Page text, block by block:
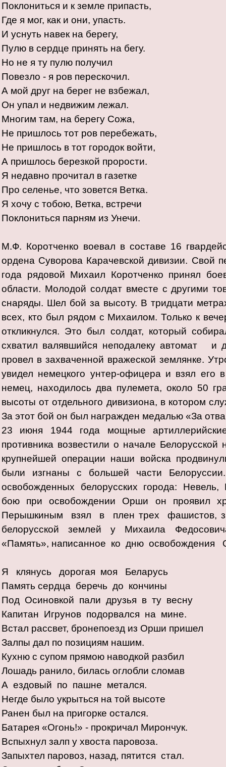
Поклониться и к земле припасть,
Где я мог, как и они, упасть.
И уснуть навек на берегу,
Пулю в сердце принять на бегу.
Но не я ту пулю получил
Повезло - я ров перескочил.
А мой друг на берег не взбежал,
Он упал и недвижим лежал.
Многим там, на берегу Сожа,
Не пришлось тот ров перебежать,
Не пришлось в тот городок войти,
А пришлось березкой прорости.
Я недавно прочитал в газетке
Про селенье, что зовется Ветка.
Я хочу с тобою, Ветка, встречи
Поклониться парням из Унечи.
М.Ф. Коротченко воевал в составе 16
ордена Суворова Карачевской дивизии. Свой
года рядовой Михаил Коротченко принял
области. Молодой солдат вместе с другими
снаряды. Шел бой за высоту. В тридцати
всех, кто был рядом с Михаилом. Только к
откликнулся. Это был солдат, который
схватил валявшийся неподалеку автомат и
провел в захваченной вражеской землянке.
увидел немецкого унтер-офицера и взял его
немец, находилось два пулемета, около 50
высоты от отдельного дивизиона, в котором
За этот бой он был награжден медалью «За
23 июня 1944 года мощные
противника возвестили о начале
крупнейшей операции наши войска
были изгнаны с большей части
освобожденных белорусских города:
бою при освобождении Орши он проявил
Перышкиным взял в плен трех фашистов,
белорусской землей у Михаила
«Память», написанное ко дню
Я клянусь дорогая моя Беларусь
Память сердца беречь до кончины
Под Осиновкой пали друзья в ту весну
Капитан Игрунов подорвался на мине.
Встал рассвет, бронепоезд из Орши пришел
Залпы дал по позициям нашим.
Кухню с супом прямою наводкой разбил
Лошадь ранило, билась оглобли сломав
А ездовый по пашне метался.
Негде было укрыться на той высоте
Ранен был на пригорке остался.
Батарея «Огонь!» - прокричал Мирончук.
Вспыхнул залп у хвоста паровоза.
Запыхтел паровоз, назад, пятится стал.